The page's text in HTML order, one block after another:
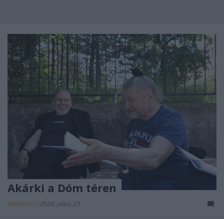
Akárki a Dóm téren
mtothorsi • 2020. július 23.